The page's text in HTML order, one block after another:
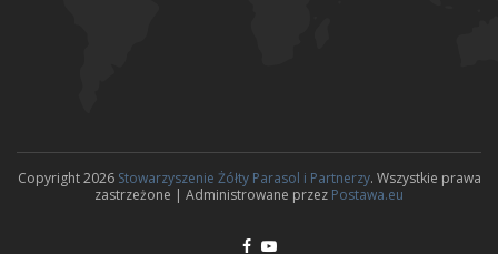
Copyright 2026 Stowarzyszenie Żółty Parasol i Partnerzy. Wszystkie prawa
zastrzeżone | Administrowane przez Postawa.eu
F Y